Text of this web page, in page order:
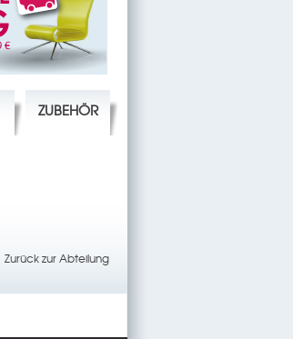
ZUBEHÖR
Zurück zur Abteilung